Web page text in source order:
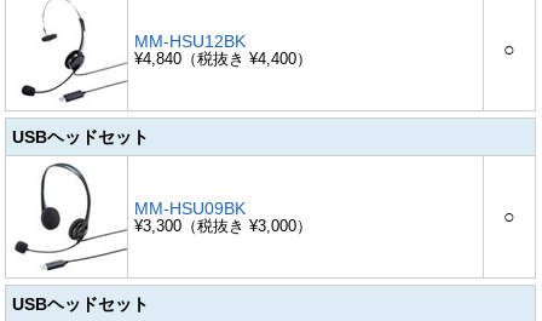
MM-HSU12BK
¥4,840（税抜き ¥4,400） ○
USBヘッドセット
MM-HSU09BK
¥3,300（税抜き ¥3,000） ○
USBヘッドセット